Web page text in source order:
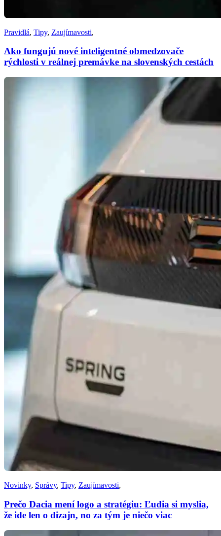
Pravidlá, Tipy, Zaujímavosti,
Ako fungujú nové inteligentné obmedzovače
rýchlosti v reálnej premávke na slovenských cestách
Novinky, Správy, Tipy, Zaujímavosti,
Prečo Dacia mení logo a stratégiu: Ľudia si myslia,
že ide len o dizajn, no za tým je niečo viac